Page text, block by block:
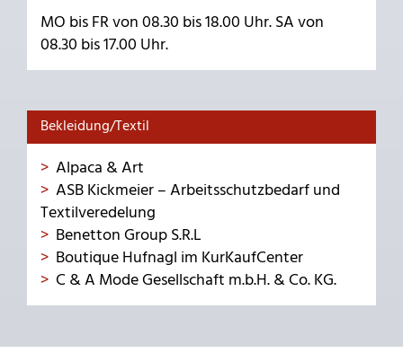
MO bis FR von 08.30 bis 18.00 Uhr. SA von
08.30 bis 17.00 Uhr.
Bekleidung/Textil
Alpaca & Art
ASB Kickmeier – Arbeitsschutzbedarf und
Textilveredelung
Benetton Group S.R.L
Boutique Hufnagl im KurKaufCenter
C & A Mode Gesellschaft m.b.H. & Co. KG.